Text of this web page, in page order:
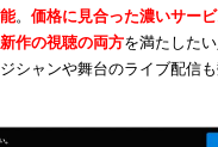
。 価格に見合った濃いサー
作の視聴の両方を満たした
シャンや舞台のライブ配信